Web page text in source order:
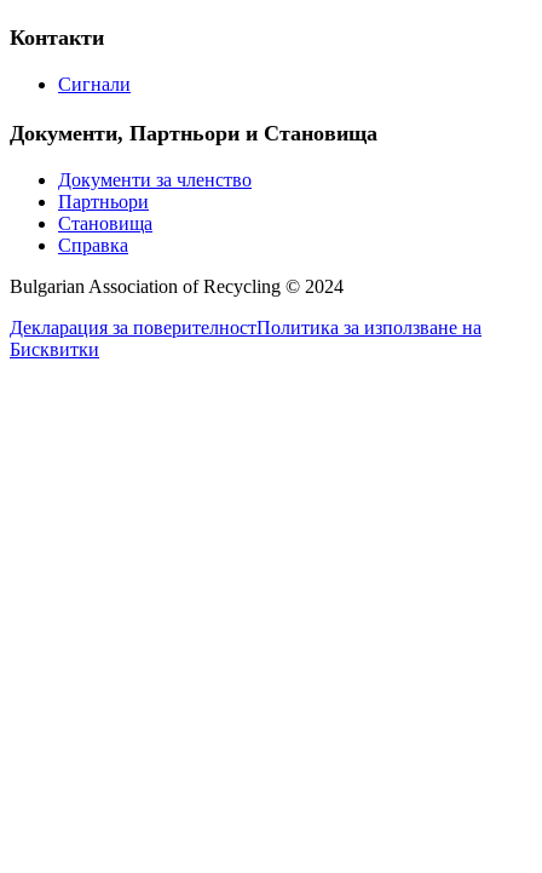
Контакти
Сигнали
Документи, Партньори и Становища
Документи за членство
Партньори
Становища
Справка
Bulgarian Association of Recycling © 2024
Декларация за поверителностПолитика за използване на
Бисквитки